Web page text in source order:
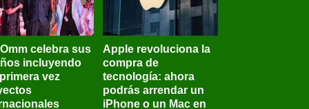
celebra sus
incluyendo
vez
Apple revoluciona la
compra de
tecnología: ahora
podrás arrendar un
iPhone o un Mac en